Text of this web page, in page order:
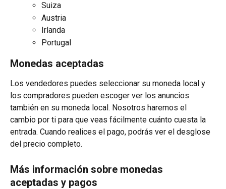
Suiza
Austria
Irlanda
Portugal
Monedas aceptadas
Los vendedores puedes seleccionar su moneda local y
los compradores pueden escoger ver los anuncios
también en su moneda local. Nosotros haremos el
cambio por ti para que veas fácilmente cuánto cuesta la
entrada. Cuando realices el pago, podrás ver el desglose
del precio completo.
Más información sobre monedas
aceptadas y pagos